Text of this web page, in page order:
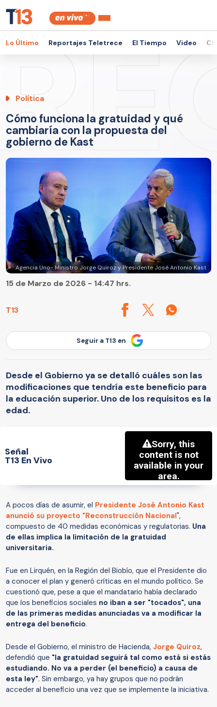
Lo Último Reportajes Teletrece El Tiempo Video
Política
Cómo funciona la gratuidad y qué
cambiaría con la propuesta del
gobierno de Kast
Agencia Uno- Ministro Jorge Quiroz y Presidente José Antonio Kast
T13
15 de Marzo de 2026 - 14:47 hrs.
Seguir a T13 en
Desde el Gobierno ya se detalló cuáles son las
modificaciones que tendría este beneficio para
la educación superior. Uno de los requisitos es la
edad.
Señal
T13 En Vivo
A pocos días de asumir, el Presidente José Antonio Kast
anunció su proyecto "Reconstrucción Nacional",
compuesto de 40 medidas económicas y regulatorias. Una
de ellas implica la limitación de la gratuidad
universitaria.
Fue en Lirquén, en la Región del Biobío, que el Presidente dio
a conocer el plan y generó críticas en el mundo político. Se
cuestionó que, pese a que el mandatario había declarado
que los beneficios sociales no iban a ser "tocados", una
de las primeras medidas anunciadas va a modificar la
entrega del beneficio.
Desde el Gobierno, el ministro de Hacienda, Jorge Quiroz,
defendió que "la gratuidad seguirá tal como está si estás
estudiando. No va a perder (el beneficio) a causa de
esta ley". Sin embargo, ya hay grupos que no podrán
acceder al beneficio una vez que se implemente la iniciativa.